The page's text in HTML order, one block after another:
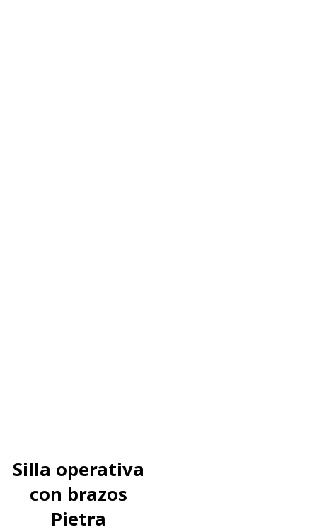
Silla operativa
con brazos
Pietra